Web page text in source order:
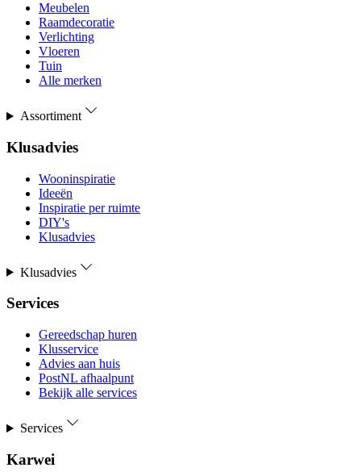
Meubelen
Raamdecoratie
Verlichting
Vloeren
Tuin
Alle merken
Assortiment
Klusadvies
Wooninspiratie
Ideeën
Inspiratie per ruimte
DIY's
Klusadvies
Klusadvies
Services
Gereedschap huren
Klusservice
Advies aan huis
PostNL afhaalpunt
Bekijk alle services
Services
Karwei